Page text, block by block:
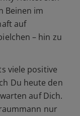
Beinen im
auf
– hin zu
viele positive
Du heute den
auf Dich.
nur